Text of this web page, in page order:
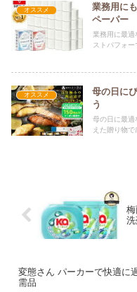
オススメ
業務用に
ペーパー
業務用に最適
ストパフォー
オススメ
母の日に
う
母の日に最適
えた贈り物で
変態さん パーカーで快適に
需品